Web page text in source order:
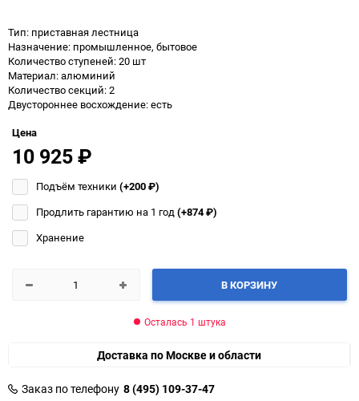
Тип: приставная лестница
Назначение: промышленное, бытовое
Количество ступеней: 20 шт
Материал: алюминий
Количество секций: 2
Двустороннее восхождение: есть
Цена
10 925₽
Подъём техники (+200₽)
Продлить гарантию на 1 год(+874₽)
Хранение
В КОРЗИНУ
Осталась 1 штука
Доставка по Москве и области
Заказ по телефону 8 (495) 109-37-47